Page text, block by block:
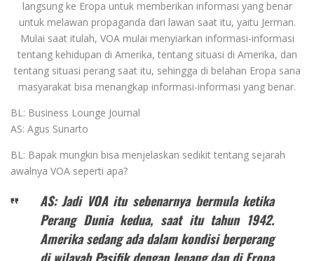
langsung ke Eropa untuk memberikan informasi yang benar
untuk melawan propaganda dari lawan saat itu, yaitu Jerman.
Mulai saat itulah, VOA mulai menyiarkan informasi-informasi
tentang kehidupan di Amerika, tentang situasi di Amerika, dan
tentang situasi perang saat itu, sehingga di belahan Eropa sana
masyarakat bisa menangkap informasi-informasi yang benar.
BL: Business Lounge Journal
AS: Agus Sunarto
BL: Bapak mungkin bisa menjelaskan sedikit tentang sejarah
awalnya VOA seperti apa?
AS: Jadi VOA itu sebenarnya bermula ketika
Perang Dunia kedua, saat itu tahun 1942.
Amerika sedang ada dalam kondisi berperang